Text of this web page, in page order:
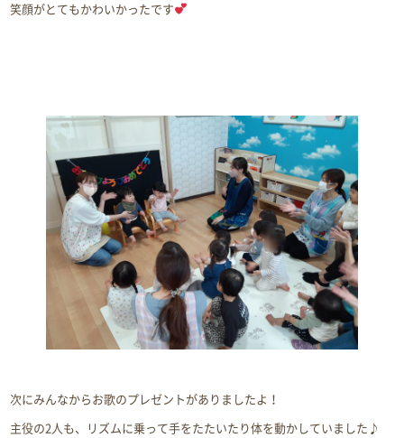
笑顔がとてもかわいかったです
次にみんなからお歌のプレゼントがありましたよ！
主役の2人も、リズムに乗って手をたたいたり体を動かしていました♪